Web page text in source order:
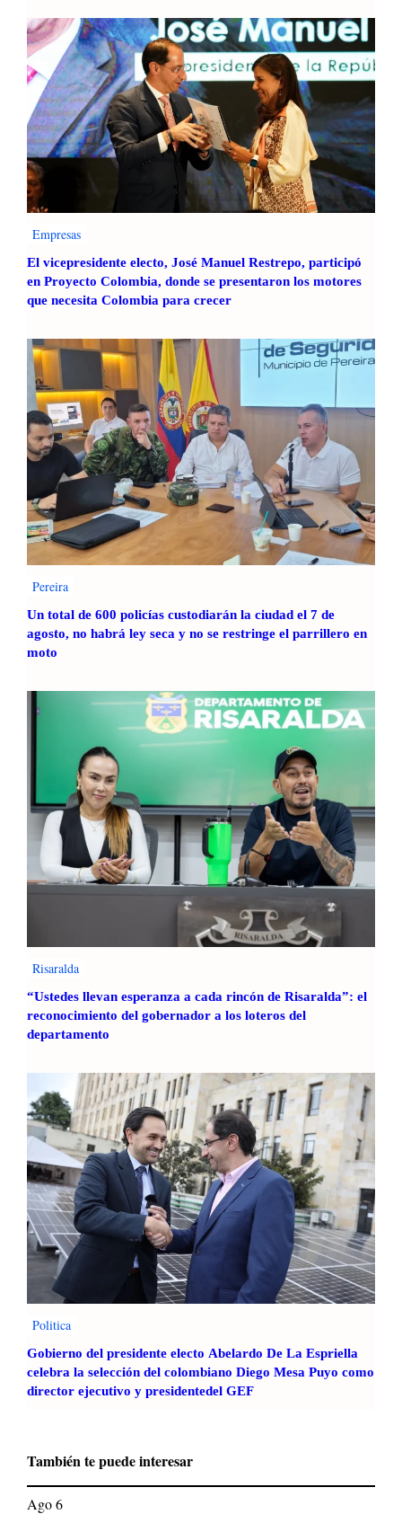
Empresas
El vicepresidente electo, José Manuel Restrepo, participó
en Proyecto Colombia, donde se presentaron los motores
que necesita Colombia para crecer
Pereira
Un total de 600 policías custodiarán la ciudad el 7 de
agosto, no habrá ley seca y no se restringe el parrillero en
moto
Risaralda
“Ustedes llevan esperanza a cada rincón de Risaralda”: el
reconocimiento del gobernador a los loteros del
departamento
Politica
Gobierno del presidente electo Abelardo De La Espriella
celebra la selección del colombiano Diego Mesa Puyo como
director ejecutivo y presidentedel GEF
También te puede interesar
Ago 6